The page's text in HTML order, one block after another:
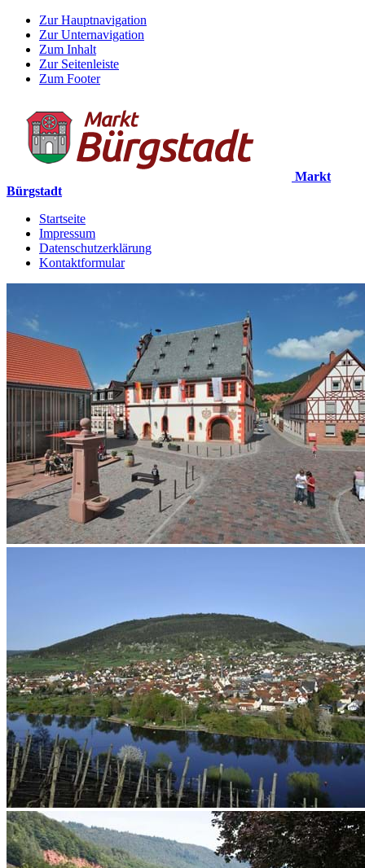
Zur Hauptnavigation
Zur Unternavigation
Zum Inhalt
Zur Seitenleiste
Zum Footer
Markt
Bürgstadt
Startseite
Impressum
Datenschutzerklärung
Kontaktformular